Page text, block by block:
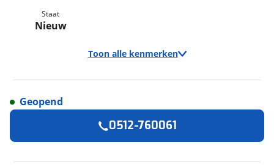
Staat
Nieuw
Toon alle kenmerken
Merk
Harley-Davidson
Model
Fat Boy
Geopend
0512-760061